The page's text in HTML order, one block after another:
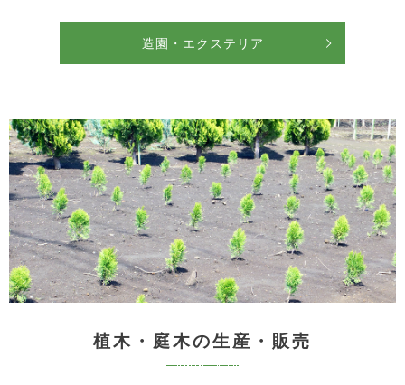
造園・エクステリア
植木・庭木の生産・販売